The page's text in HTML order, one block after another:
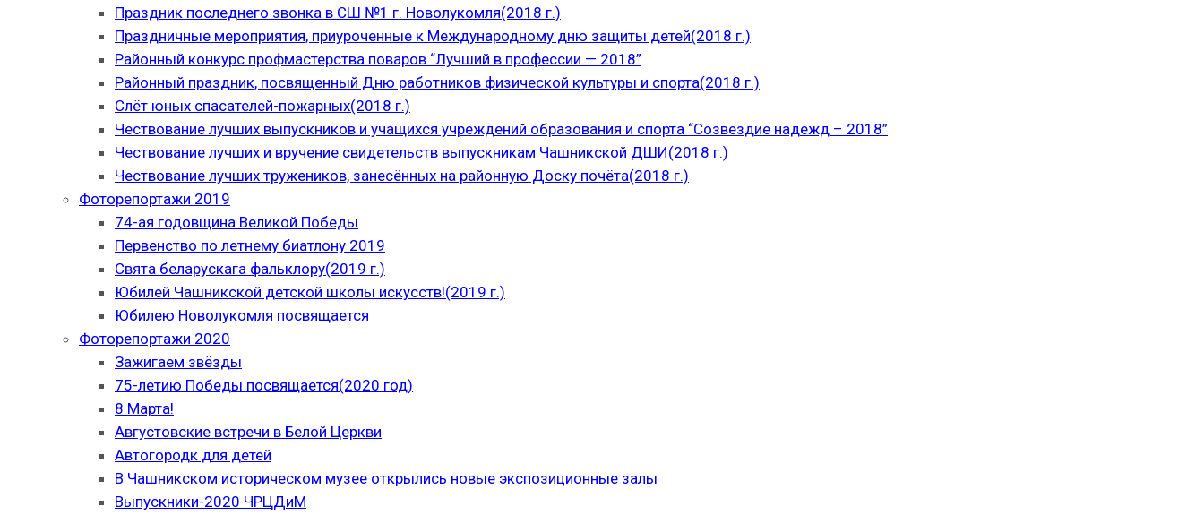
Праздник последнего звонка в СШ №1 г. Новолукомля(2018 г.)
Праздничные мероприятия, приуроченные к Международному дню защиты детей(2018 г.)
Районный конкурс профмастерства поваров “Лучший в профессии — 2018”
Районный праздник, посвященный Дню работников физической культуры и спорта(2018 г.)
Слёт юных спасателей-пожарных(2018 г.)
Чествование лучших выпускников и учащихся учреждений образования и спорта “Созвездие надежд – 2018”
Чествование лучших и вручение свидетельств выпускникам Чашникской ДШИ(2018 г.)
Чествование лучших тружеников, занесённых на районную Доску почёта(2018 г.)
Фоторепортажи 2019
74-ая годовщина Великой Победы
Первенство по летнему биатлону 2019
Свята беларускага фальклору(2019 г.)
Юбилей Чашникской детской школы искусств!(2019 г.)
Юбилею Новолукомля посвящается
Фоторепортажи 2020
Зажигаем звёзды
75-летию Победы посвящается(2020 год)
8 Марта!
Августовские встречи в Белой Церкви
Автогородк для детей
В Чашникском историческом музее открылись новые экспозиционные залы
Выпускники-2020 ЧРЦДиМ